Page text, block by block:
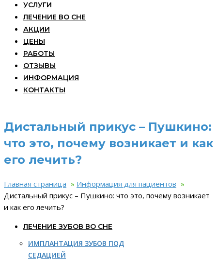
УСЛУГИ
ЛЕЧЕНИЕ ВО СНЕ
АКЦИИ
ЦЕНЫ
РАБОТЫ
ОТЗЫВЫ
ИНФОРМАЦИЯ
КОНТАКТЫ
Дистальный прикус – Пушкино:
что это, почему возникает и как
его лечить?
Главная страница » Информация для пациентов »
Дистальный прикус – Пушкино: что это, почему возникает
и как его лечить?
ЛЕЧЕНИЕ ЗУБОВ ВО СНЕ
ИМПЛАНТАЦИЯ ЗУБОВ ПОД
СЕДАЦИЕЙ